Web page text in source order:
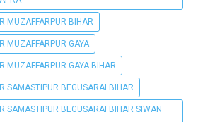
MUZAFFARPUR BIHAR
MUZAFFARPUR GAYA
MUZAFFARPUR GAYA BIHAR
SAMASTIPUR BEGUSARAI BIHAR
SAMASTIPUR BEGUSARAI BIHAR SIWAN